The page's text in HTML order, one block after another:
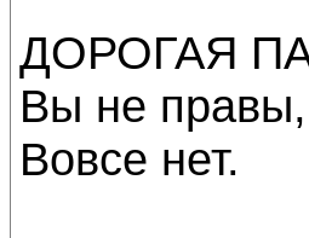
ДОРОГАЯ
Вы не
Вовсе нет.